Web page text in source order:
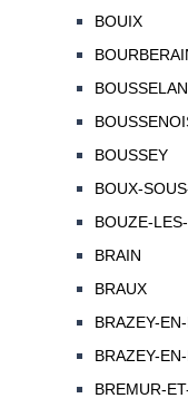
BOUIX
BOUSSEY
BOUX-
BOUZE-
BRAIN
BRAUX
BRAZEY-
BRAZEY-
BREMUR-